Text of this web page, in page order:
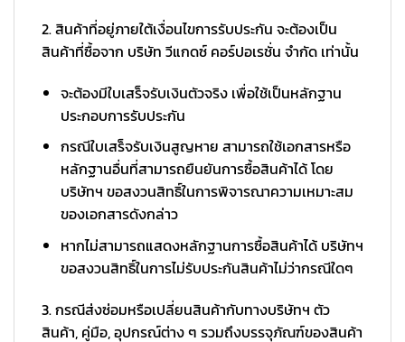
2. สินค้าที่อยู่ภายใต้เงื่อนไขการรับประกัน จะต้องเป็น
สินค้าที่ซื้อจาก บริษัท วีแกดซ์ คอร์ปอเรชั่น จำกัด เท่านั้น
จะต้องมีใบเสร็จรับเงินตัวจริง เพื่อใช้เป็นหลักฐาน
ประกอบการรับประกัน
กรณีใบเสร็จรับเงินสูญหาย สามารถใช้เอกสารหรือ
หลักฐานอื่นที่สามารถยืนยันการซื้อสินค้าได้ โดย
บริษัทฯ ขอสงวนสิทธิ์ในการพิจารณาความเหมาะสม
ของเอกสารดังกล่าว
หากไม่สามารถแสดงหลักฐานการซื้อสินค้าได้ บริษัทฯ
ขอสงวนสิทธิ์ในการไม่รับประกันสินค้าไม่ว่ากรณีใดๆ
3. กรณีส่งซ่อมหรือเปลี่ยนสินค้ากับทางบริษัทฯ ตัว
สินค้า, คู่มือ, อุปกรณ์ต่าง ๆ รวมถึงบรรจุภัณฑ์ของสินค้า